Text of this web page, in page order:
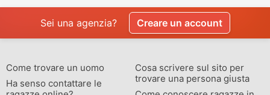
Sei una agenzia? Creare un account
Come trovare un uomo
Ha senso contattare le
Cosa scrivere sul sito per
trovare una persona giusta